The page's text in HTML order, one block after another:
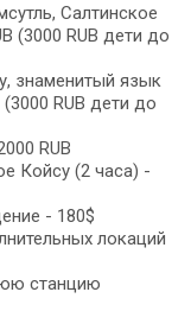
Салтинское
(3000 RUB дети до
знаменитый язык
RUB дети до
RUB
Койсу (2 часа) -
- 180$
локаций
станцию